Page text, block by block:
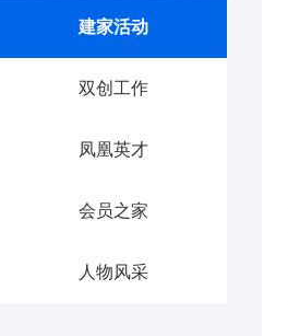
建家活动
双创工作
凤凰英才
会员之家
人物风采